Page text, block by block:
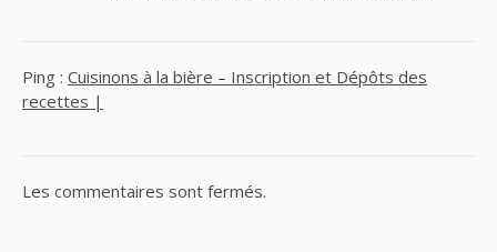
Ping : Cuisinons à la bière – Inscription et Dépôts des
recettes |
Les commentaires sont fermés.